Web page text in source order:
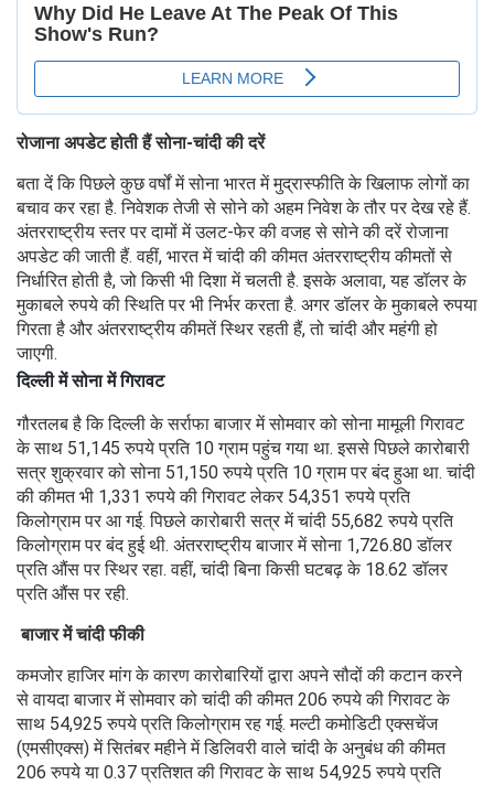
रोजाना अपडेट होती हैं सोना-चांदी की दरें
बता दें कि पिछले कुछ वर्षों में सोना भारत में मुद्रास्फीति के खिलाफ लोगों का
बचाव कर रहा है. निवेशक तेजी से सोने को अहम निवेश के तौर पर देख रहे हैं.
अंतरराष्ट्रीय स्तर पर दामों में उलट-फेर की वजह से सोने की दरें रोजाना
अपडेट की जाती हैं. वहीं, भारत में चांदी की कीमत अंतरराष्ट्रीय कीमतों से
निर्धारित होती है, जो किसी भी दिशा में चलती है. इसके अलावा, यह डॉलर के
मुकाबले रुपये की स्थिति पर भी निर्भर करता है. अगर डॉलर के मुकाबले रुपया
गिरता है और अंतरराष्ट्रीय कीमतें स्थिर रहती हैं, तो चांदी और महंगी हो
जाएगी.
दिल्ली में सोना में गिरावट
गौरतलब है कि दिल्ली के सर्राफा बाजार में सोमवार को सोना मामूली गिरावट
के साथ 51,145 रुपये प्रति 10 ग्राम पहुंच गया था. इससे पिछले कारोबारी
सत्र शुक्रवार को सोना 51,150 रुपये प्रति 10 ग्राम पर बंद हुआ था. चांदी
की कीमत भी 1,331 रुपये की गिरावट लेकर 54,351 रुपये प्रति
किलोग्राम पर आ गई. पिछले कारोबारी सत्र में चांदी 55,682 रुपये प्रति
किलोग्राम पर बंद हुई थी. अंतरराष्ट्रीय बाजार में सोना 1,726.80 डॉलर
प्रति औंस पर स्थिर रहा. वहीं, चांदी बिना किसी घटबढ़ के 18.62 डॉलर
प्रति औंस पर रही.
बाजार में चांदी फीकी
कमजोर हाजिर मांग के कारण कारोबारियों द्वारा अपने सौदों की कटान करने
से वायदा बाजार में सोमवार को चांदी की कीमत 206 रुपये की गिरावट के
साथ 54,925 रुपये प्रति किलोग्राम रह गई. मल्टी कमोडिटी एक्सचेंज
(एमसीएक्स) में सितंबर महीने में डिलिवरी वाले चांदी के अनुबंध की कीमत
206 रुपये या 0.37 प्रतिशत की गिरावट के साथ 54,925 रुपये प्रति